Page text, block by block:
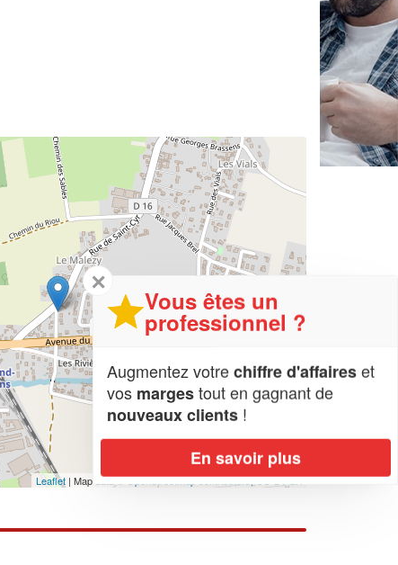
Leaflet | Map data ©OpenStreetMap contributors,CC-BY-SA
✕
Vous êtes un
professionnel ?
Augmentez votrechiffre d'affaireset
vos margestout en gagnant de
nouveaux clients !
En savoir plus